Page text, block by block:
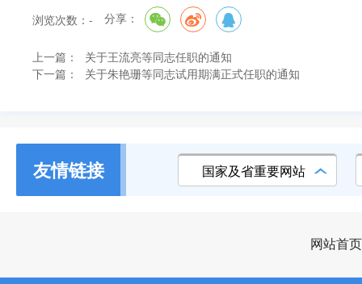
浏览次数： - 分享：
上一篇：
关于王流亮等同志任职的通知
下一篇：
关于朱艳珊等同志试用期满正式任职的通知
友情链接 国家及省重要网站
网站首页